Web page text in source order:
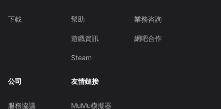
下載 幫助
遊戲資訊
Steam
業務咨詢
網吧合作
公司
服務協議
友情鏈接
MuMu模擬器